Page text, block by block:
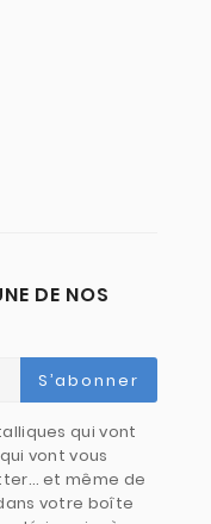
DE NOS
S’abonner
qui vont
vont vous
et même de
votre boîte